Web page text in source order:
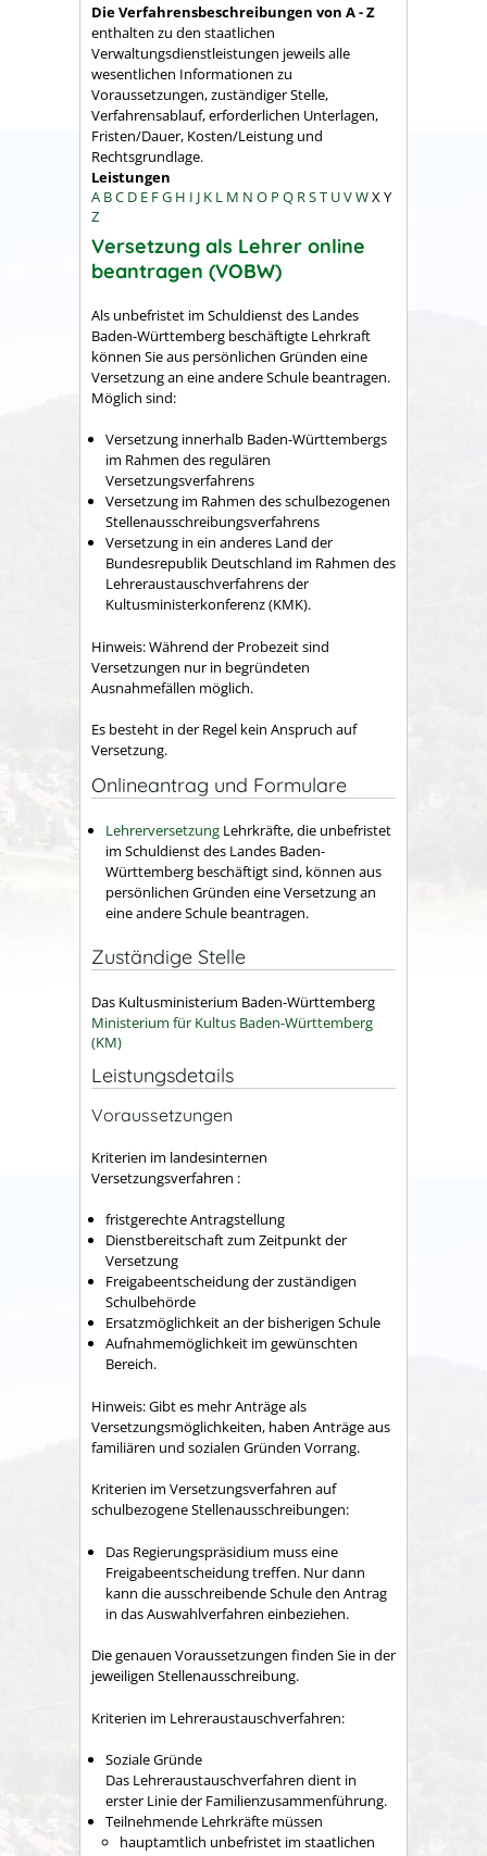
Die Verfahrensbeschreibungen von A - Z
enthalten zu den staatlichen
Verwaltungsdienstleistungen jeweils alle
wesentlichen Informationen zu
Voraussetzungen, zuständiger Stelle,
Verfahrensablauf, erforderlichen Unterlagen,
Fristen/Dauer, Kosten/Leistung und
Rechtsgrundlage.
Leistungen
A BC D E FG H I J K L M N O P Q RST UVWX Y
Z
Versetzung als Lehrer online
beantragen (VOBW)
Als unbefristet im Schuldienst des Landes
Baden-Württemberg beschäftigte Lehrkraft
können Sie aus persönlichen Gründen eine
Versetzung an eine andere Schule beantragen.
Möglich sind:
Versetzung innerhalb Baden-Württembergs
im Rahmen des regulären
Versetzungsverfahrens
Versetzung im Rahmen des schulbezogenen
Stellenausschreibungsverfahrens
Versetzung in ein anderes Land der
Bundesrepublik Deutschland im Rahmen des
Lehreraustauschverfahrens der
Kultusministerkonferenz (KMK).
Hinweis:Während der Probezeit sind
Versetzungen nur in begründeten
Ausnahmefällen möglich.
Es besteht in der Regel kein Anspruch auf
Versetzung.
Onlineantrag und Formulare
Lehrerversetzung Lehrkräfte, die unbefristet
im Schuldienst des Landes Baden-
Württemberg beschäftigt sind, können aus
persönlichen Gründen eine Versetzung an
eine andere Schule beantragen.
Zuständige Stelle
Das Kultusministerium Baden-Württemberg
Ministerium für Kultus Baden-Württemberg
(KM)
Leistungsdetails
Voraussetzungen
Kriterien im landesinternen
Versetzungsverfahren :
fristgerechte Antragstellung
Dienstbereitschaft zum Zeitpunkt der
Versetzung
Freigabeentscheidung der zuständigen
Schulbehörde
Ersatzmöglichkeit an der bisherigen Schule
Aufnahmemöglichkeit im gewünschten
Bereich.
Hinweis:Gibt es mehr Anträge als
Versetzungsmöglichkeiten, haben Anträge aus
familiären und sozialen Gründen Vorrang.
Kriterien im Versetzungsverfahren auf
schulbezogene Stellenausschreibungen:
Das Regierungspräsidium muss eine
Freigabeentscheidung treffen. Nur dann
kann die ausschreibende Schule den Antrag
in das Auswahlverfahren einbeziehen.
Die genauen Voraussetzungen finden Sie in der
jeweiligen Stellenausschreibung.
Kriterien im Lehreraustauschverfahren:
Soziale Gründe
Das Lehreraustauschverfahren dient in
erster Linie der Familienzusammenführung.
Teilnehmende Lehrkräfte müssen
hauptamtlich unbefristet im staatlichen